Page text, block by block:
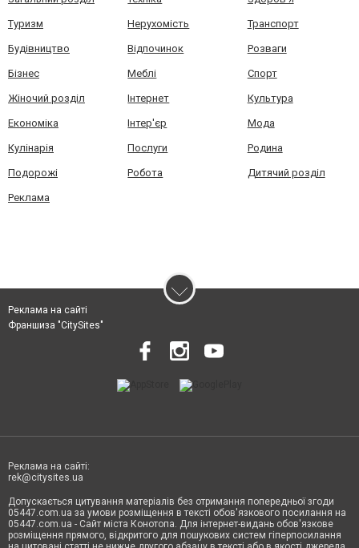
Туризм Нерухомість Транспорт
Будівництво Відпочинок Розваги
Бізнес Меблі Спорт
Жіночий розділ Інтернет Культура
Економіка Інтер'єр Мода
Кулінарія Послуги Родина
Подорожі Робота Дитячий розділ
Реклама
Реклама на сайті
Франшиза "CitySites"
Реклама на сайті:
rek@citysites.ua
Допускається цитування матеріалів без отримання попередньої згоди
05447.com.ua за умови розміщення в тексті обов'язкового посилання на
05447.com.ua - Сайт міста Конотопа. Для інтернет-видань обов'язкове
розміщення прямого, відкритого для пошукових систем гіперпосилання